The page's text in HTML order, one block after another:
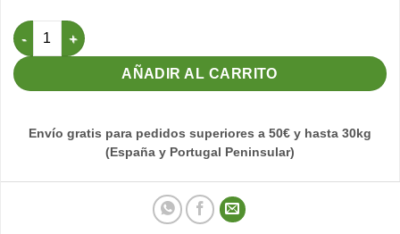
Pipa Micro Negra 800gr (Pineta) cantidad
AÑADIR AL CARRITO
Envío gratis para pedidos superiores a 50€ y hasta 30kg
(España y Portugal Peninsular)